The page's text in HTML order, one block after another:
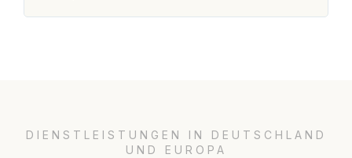
DIENSTLEISTUNGEN IN DEUTSCHLAND
UND EUROPA